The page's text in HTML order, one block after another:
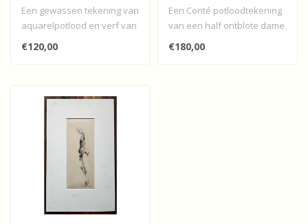
Een gewassen tekening van
aquarelpotlood en verf van
een zittend naakt met
hoofd..
€120,00
Een Conté potloodtekening
van een half ontblote dame
met een roos in haar in ha..
€180,00